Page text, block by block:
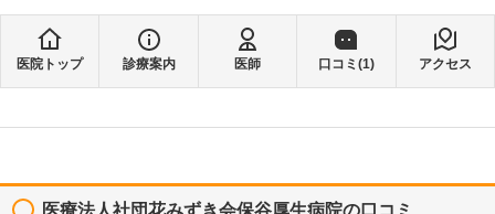
医院トップ 診療案内 医師 口コミ(1) アクセス
医療法人社団花みずき会保谷厚生病院の口コミ